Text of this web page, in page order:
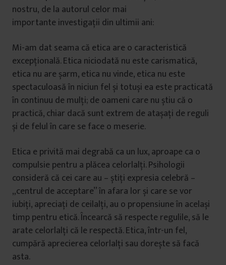
nostru, de la autorul celor mai
importante investigații din ultimii ani:
Mi-am dat seama că etica are o caracteristică
excepțională. Etica niciodată nu este carismatică,
etica nu are șarm, etica nu vinde, etica nu este
spectaculoasă în niciun fel și totuși ea este practicată
în continuu de mulți; de oameni care nu știu că o
practică, chiar dacă sunt extrem de atașați de reguli
și de felul în care se face o meserie.
Etica e privită mai degrabă ca un lux, aproape ca o
compulsie pentru a plăcea celorlalți. Psihologii
consideră că cei care au – știți expresia celebră –
„centrul de acceptare” în afara lor și care se vor
iubiți, apreciați de ceilalți, au o propensiune în același
timp pentru etică. Încearcă să respecte regulile, să le
arate celorlalți că le respectă. Etica, într-un fel,
cumpără aprecierea celorlalți sau dorește să facă
asta.